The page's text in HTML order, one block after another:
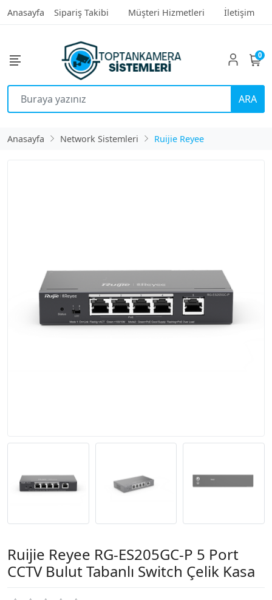
Anasayfa Sipariş Takibi Müşteri Hizmetleri İletişim
ARA
0
Anasayfa Network Sistemleri Ruijie Reyee
Ruijie Reyee RG-ES205GC-P 5 Port
CCTV Bulut Tabanlı Switch Çelik Kasa